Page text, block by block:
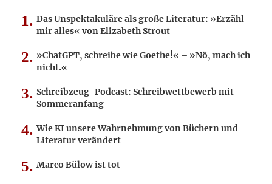
Das Unspektakuläre als große Literatur: »Erzähl
mir alles« von Elizabeth Strout
»ChatGPT, schreibe wie Goethe!« – »Nö, mach ich
nicht.«
Schreibzeug-Podcast: Schreibwettbewerb mit
Sommeranfang
Wie KI unsere Wahrnehmung von Büchern und
Literatur verändert
Marco Bülow ist tot